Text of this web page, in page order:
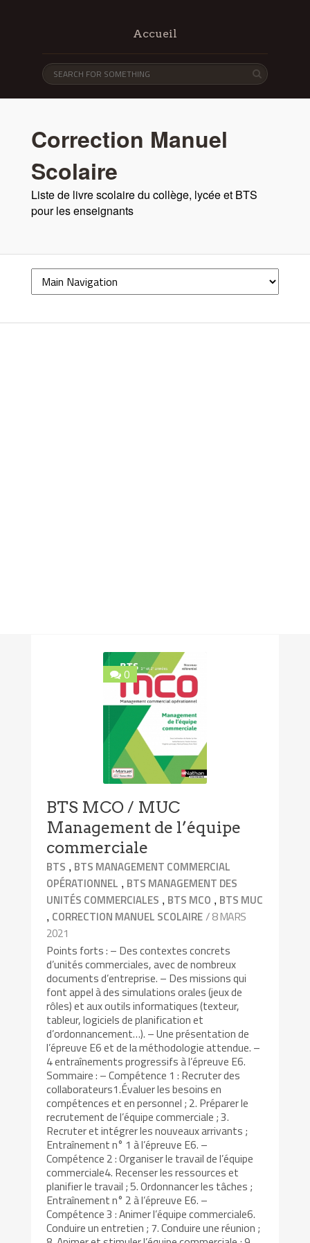
Accueil
Correction Manuel
Scolaire
Liste de livre scolaire du collège, lycée et BTS
pour les enseignants
0
BTS MCO / MUC
Management de l’équipe
commerciale
BTS , BTS MANAGEMENT COMMERCIAL
OPÉRATIONNEL , BTS MANAGEMENT DES
UNITÉS COMMERCIALES , BTS MCO , BTS MUC
, CORRECTION MANUEL SCOLAIRE/ 8 MARS
2021
Points forts : – Des contextes concrets
d’unités commerciales, avec de nombreux
documents d’entreprise. – Des missions qui
font appel à des simulations orales (jeux de
rôles) et aux outils informatiques (texteur,
tableur, logiciels de planification et
d’ordonnancement…). – Une présentation de
l’épreuve E6 et de la méthodologie attendue. –
4 entraînements progressifs à l’épreuve E6.
Sommaire : – Compétence 1 : Recruter des
collaborateurs1.Évaluer les besoins en
compétences et en personnel ; 2. Préparer le
recrutement de l’équipe commerciale ; 3.
Recruter et intégrer les nouveaux arrivants ;
Entraînement n° 1 à l’épreuve E6. –
Compétence 2 : Organiser le travail de l’équipe
commerciale4. Recenser les ressources et
planifier le travail ; 5. Ordonnancer les tâches ;
Entraînement n° 2 à l’épreuve E6. –
Compétence 3 : Animer l’équipe commerciale6.
Conduire un entretien ; 7. Conduire une réunion ;